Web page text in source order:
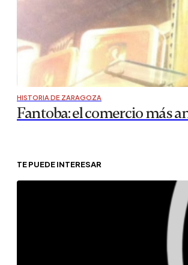
HISTORIA DE ZARAGOZA
Fantoba: el comercio más
TE PUEDE INTERESAR